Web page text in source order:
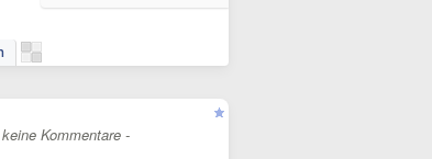
Kommentare -